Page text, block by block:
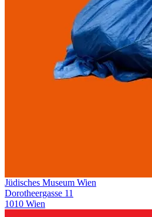
Jüdisches Museum Wien
Dorotheergasse 11
1010 Wien